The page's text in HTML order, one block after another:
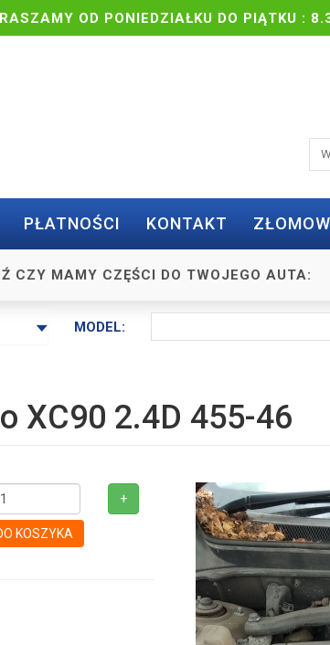
OD PONIEDZIAŁKU DO PIĄTKU :
PŁATNOŚCI KONTAKT
CZY MAMY CZĘŚCI DO TWOJEGO AUTA:
MODEL:
XC90 2.4D 455-46
+
KOSZYKA